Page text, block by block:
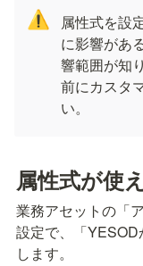
⚠️
属性式を設
に影響があ
響範囲が知
前にカスタ
い。
属性式が使
業務アセットの「
設定で、「
します。